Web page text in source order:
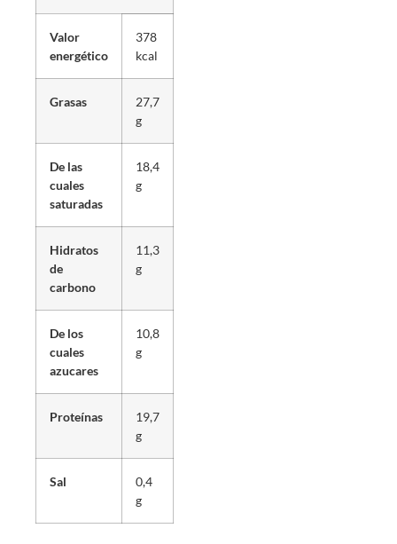
Valor
energético
378
kcal
Grasas
27,7
g
De las
cuales
saturadas
18,4
g
Hidratos
de
carbono
11,3
g
De los
cuales
azucares
10,8
g
Proteínas
19,7
g
Sal
0,4
g